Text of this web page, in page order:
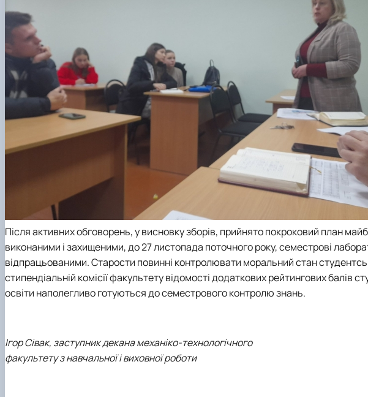
Після активних обговорень, у висновку зборів, прийнято покроковий план
виконаними і захищеними, до 27 листопада поточного року, семестрові
відпрацьованими. Старости повинні контролювати моральний стан
стипендіальній комісії факультету відомості додаткових рейтингових балів
освіти наполегливо готуються до семестрового контролю знань.
Ігор Сівак, заступник декана механіко-технологічного
факультету з навчальної і виховної роботи